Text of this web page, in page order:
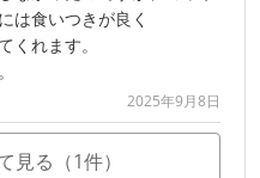
は食いつきが良く
くれます。
2025年9月8日
見る（1件）